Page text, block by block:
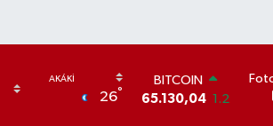
26°
BITCOIN
65.130,04 1.2